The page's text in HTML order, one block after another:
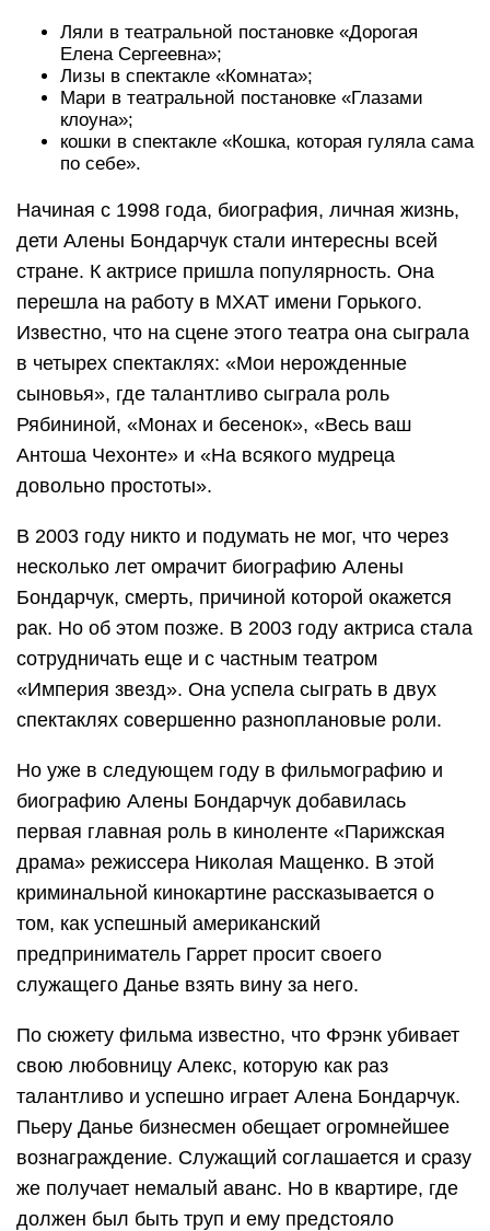
Ляли в театральной постановке «Дорогая
Елена Сергеевна»;
Лизы в спектакле «Комната»;
Мари в театральной постановке «Глазами
клоуна»;
кошки в спектакле «Кошка, которая гуляла сама
по себе».
Начиная с 1998 года, биография, личная жизнь,
дети Алены Бондарчук стали интересны всей
стране. К актрисе пришла популярность. Она
перешла на работу в МХАТ имени Горького.
Известно, что на сцене этого театра она сыграла
в четырех спектаклях: «Мои нерожденные
сыновья», где талантливо сыграла роль
Рябининой, «Монах и бесенок», «Весь ваш
Антоша Чехонте» и «На всякого мудреца
довольно простоты».
В 2003 году никто и подумать не мог, что через
несколько лет омрачит биографию Алены
Бондарчук, смерть, причиной которой окажется
рак. Но об этом позже. В 2003 году актриса стала
сотрудничать еще и с частным театром
«Империя звезд». Она успела сыграть в двух
спектаклях совершенно разноплановые роли.
Но уже в следующем году в фильмографию и
биографию Алены Бондарчук добавилась
первая главная роль в киноленте «Парижская
драма» режиссера Николая Мащенко. В этой
криминальной кинокартине рассказывается о
том, как успешный американский
предприниматель Гаррет просит своего
служащего Данье взять вину за него.
По сюжету фильма известно, что Фрэнк убивает
свою любовницу Алекс, которую как раз
талантливо и успешно играет Алена Бондарчук.
Пьеру Данье бизнесмен обещает огромнейшее
вознаграждение. Служащий соглашается и сразу
же получает немалый аванс. Но в квартире, где
должен был быть труп и ему предстояло